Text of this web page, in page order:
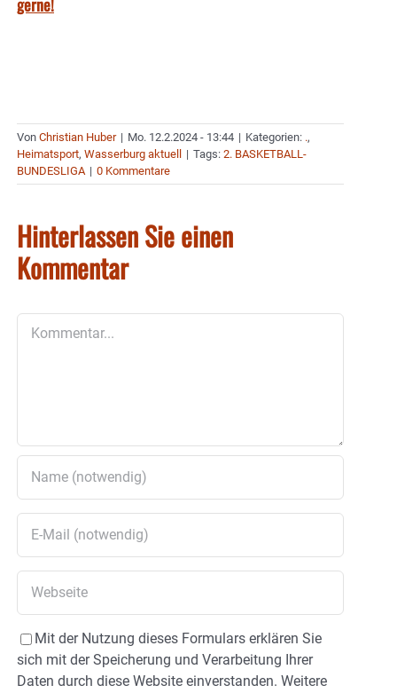
Von Christian Huber | Mo. 12.2.2024 - 13:44 | Kategorien: .,
Heimatsport, Wasserburg aktuell | Tags: 2. BASKETBALL-
BUNDESLIGA | 0 Kommentare
Hinterlassen Sie einen
Kommentar
Mit der Nutzung dieses Formulars erklären Sie
sich mit der Speicherung und Verarbeitung Ihrer
Daten durch diese Website einverstanden. Weitere